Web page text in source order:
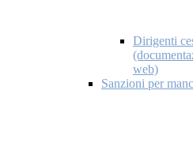
Dirigenti
web)
Sanzioni per